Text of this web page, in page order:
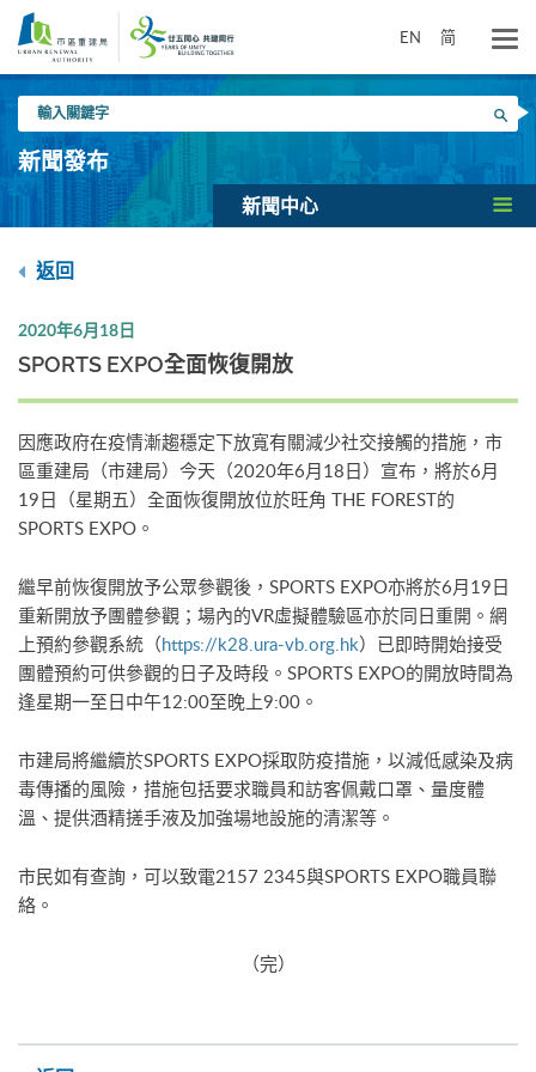
要
EN 简
入
關
鍵
搜尋
新聞發布
新聞中心
返回
2020年6月18日
SPORTS EXPO全面恢復開放
因應政府在疫情漸趨穩定下放寬有關減少社交接觸的措施，市
區重建局（市建局）今天（2020年6月18日）宣布，將於6月
19日（星期五）全面恢復開放位於旺角 THE FOREST的
SPORTS EXPO。
繼早前恢復開放予公眾參觀後，SPORTS EXPO亦將於6月19日
重新開放予團體參觀；場內的VR虛擬體驗區亦於同日重開。網
上預約參觀系統（https://k28.ura-vb.org.hk）已即時開始接受
團體預約可供參觀的日子及時段。SPORTS EXPO的開放時間為
逢星期一至日中午12:00至晚上9:00。
市建局將繼續於SPORTS EXPO採取防疫措施，以減低感染及病
毒傳播的風險，措施包括要求職員和訪客佩戴口罩、量度體
溫、提供酒精搓手液及加強場地設施的清潔等。
市民如有查詢，可以致電2157 2345與SPORTS EXPO職員聯
絡。
（完）